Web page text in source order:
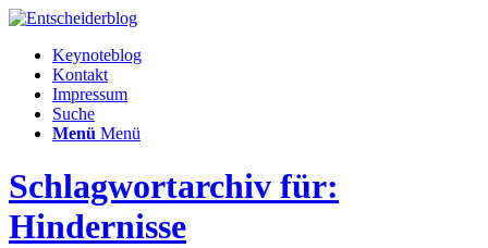
Keynoteblog
Kontakt
Impressum
Suche
Menü Menü
Schlagwortarchiv für:
Hindernisse